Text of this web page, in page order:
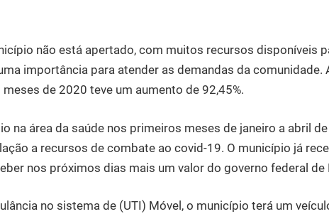
não está apertado, com muitos recursos disponíveis
importância para atender as demandas da comunidade.
de 2020 teve um aumento de 92,45%.
na área da saúde nos primeiros meses de janeiro a abril
a recursos de combate ao covid-19. O município já
nos próximos dias mais um valor do governo federal de
no sistema de (UTI) Móvel, o município terá um